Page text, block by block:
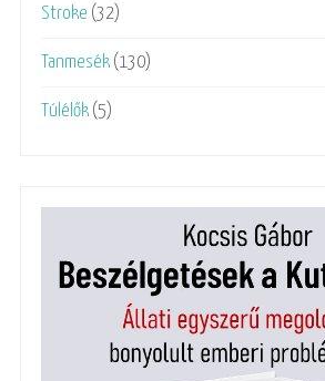
Stroke (32)
Tanmesék (130)
Túlélők (5)